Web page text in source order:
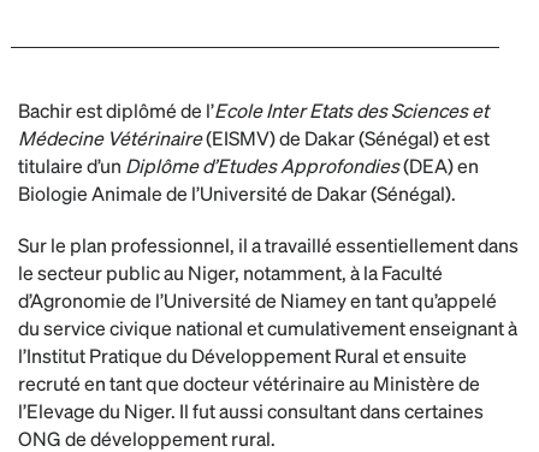
Bachir est diplômé de l’Ecole Inter Etats des Sciences et
Médecine Vétérinaire(EISMV) de Dakar (Sénégal) et est
titulaire d’un Diplôme d’Etudes Approfondies(DEA) en
Biologie Animale de l’Université de Dakar (Sénégal).
Sur le plan professionnel, il a travaillé essentiellement dans
le secteur public au Niger, notamment, à la Faculté
d’Agronomie de l’Université de Niamey en tant qu’appelé
du service civique national et cumulativement enseignant à
l’Institut Pratique du Développement Rural et ensuite
recruté en tant que docteur vétérinaire au Ministère de
l’Elevage du Niger. Il fut aussi consultant dans certaines
ONG de développement rural.